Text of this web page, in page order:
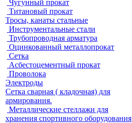
Чугунный прокат
Титановый прокат
Тросы, канаты стальные
Инструментальные стали
Трубопроводная арматура
Оцинкованный металлопрокат
Сетка
Асбестоцементный прокат
Проволока
Электроды
Сетка сварная ( кладочная) для
армирования.
Металлические стеллажи для
хранения спортивного оборудования